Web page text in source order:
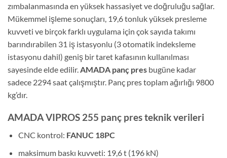
zımbalanmasında en yüksek hassasiyet ve doğruluğu sağlar.
Mükemmel işleme sonuçları, 19,6 tonluk yüksek presleme
kuvveti ve birçok farklı uygulama için çok sayıda takımı
barındırabilen 31 iş istasyonlu (3 otomatik indeksleme
istasyonu dahil) geniş bir taret kafasının kullanılması
sayesinde elde edilir. AMADA panç pres bugüne kadar
sadece 2294 saat çalışmıştır. Panç pres toplam ağırlığı 9800
kg’dır.
AMADA VIPROS 255 panç pres teknik verileri
CNC kontrol: FANUC 18PC
maksimum baskı kuvveti: 19,6 t (196 kN)